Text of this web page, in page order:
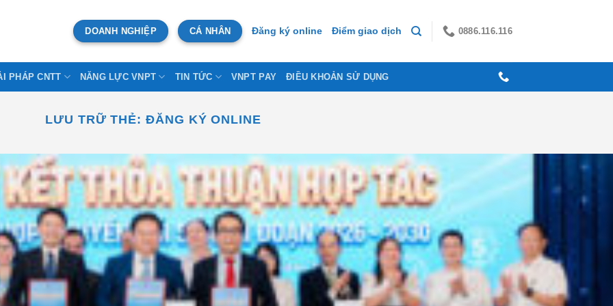
DOANH NGHIỆP CÁ NHÂN Đăng ký online Điểm giao dịch 0886.116.116
PHÁP CNTT NĂNG LỰC VNPT TIN TỨC VNPT PAY ĐIỀU KHOẢN SỬ DỤNG
LƯU TRỮ THẺ:ĐĂNG KÝ ONLINE